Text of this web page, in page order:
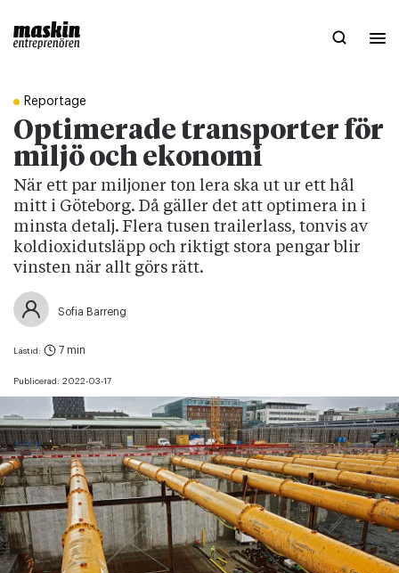
Reportage
Optimerade transporter för
miljö och ekonomi
När ett par miljoner ton lera ska ut ur ett hål
mitt i Göteborg. Då gäller det att optimera in i
minsta detalj. Flera tusen trailerlass, tonvis av
koldioxidutsläpp och riktigt stora pengar blir
vinsten när allt görs rätt.
Sofia Barreng
Publicerad: 2022-03-17
Lästid: 7 min